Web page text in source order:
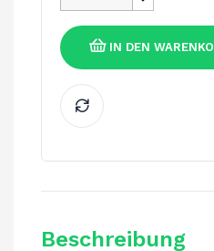
IN DEN
Beschreibung